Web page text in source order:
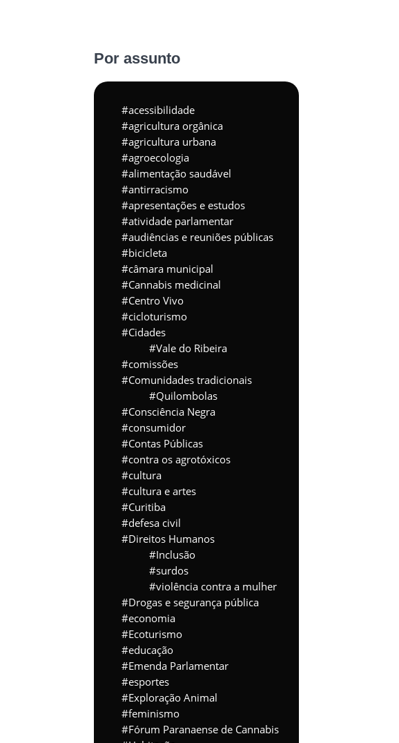
Por assunto
acessibilidade
agricultura orgânica
agricultura urbana
agroecologia
alimentação saudável
antirracismo
apresentações e estudos
atividade parlamentar
audiências e reuniões públicas
bicicleta
câmara municipal
Cannabis medicinal
Centro Vivo
cicloturismo
Cidades
Vale do Ribeira
comissões
Comunidades tradicionais
Quilombolas
Consciência Negra
consumidor
Contas Públicas
contra os agrotóxicos
cultura
cultura e artes
Curitiba
defesa civil
Direitos Humanos
Inclusão
surdos
violência contra a mulher
Drogas e segurança pública
economia
Ecoturismo
educação
Emenda Parlamentar
esportes
Exploração Animal
feminismo
Fórum Paranaense de Cannabis